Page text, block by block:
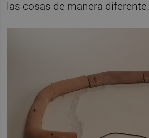
las cosas de manera diferente.